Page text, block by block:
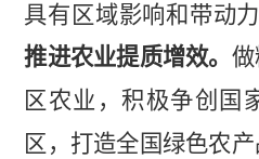
具有区域影响和带动
推进农业提质增效。
区农业，积极争创国
区，打造全国绿色农